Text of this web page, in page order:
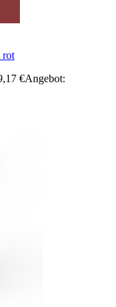
rot
€Angebot: